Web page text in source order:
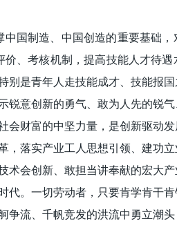
国制造、中国创造的重要基础
、考核机制，提高技能人才待
别是青年人走技能成才、技能报
锐意创新的勇气、敢为人先的锐
会财富的中坚力量，是创新驱动
，落实产业工人思想引领、建功
会创新、敢担当讲奉献的宏大产
代。一切劳动者，只要肯学肯干
争流、千帆竞发的洪流中勇立潮